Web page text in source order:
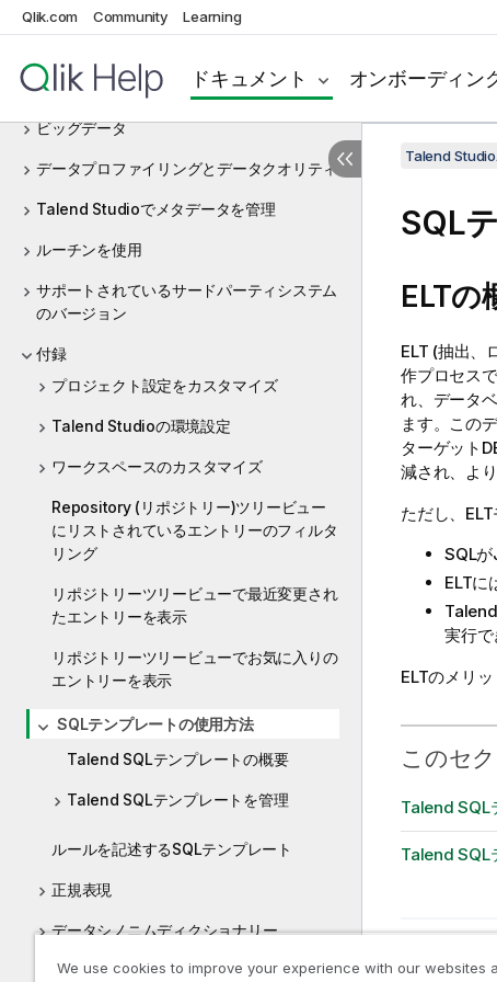
Qlik.com Community Learning
ドキュメント オンボーディン
データ統合とデータサービス
ビッグデータ
データプロファイリングとデータクオリティ
Talend Studioでメタデータを管理
ルーチンを使用
サポートされているサードパーティシステム
のバージョン
付録
プロジェクト設定をカスタマイズ
Talend Studioの環境設定
ワークスペースのカスタマイズ
Repository (リポジトリー)ツリービュー
にリストされているエントリーのフィルタ
リング
リポジトリーツリービューで最近変更され
たエントリーを表示
リポジトリーツリービューでお気に入りの
エントリーを表示
SQLテンプレートの使用方法
Talend SQLテンプレートの概要
Talend SQLテンプレートを管理
ルールを記述するSQLテンプレート
正規表現
データシノニムディクショナリー
物理データモデル(PDM)
Talend
SQL
ELTの
ELT (抽出、
作プロセス
れ、データ
ます。この
ターゲット
減され、よ
ただし、
SQLが
ELTに
実行で
ELTのメリ
このセ
Talend SQL
Talend SQL
We use cookies to improve your experience with our websites